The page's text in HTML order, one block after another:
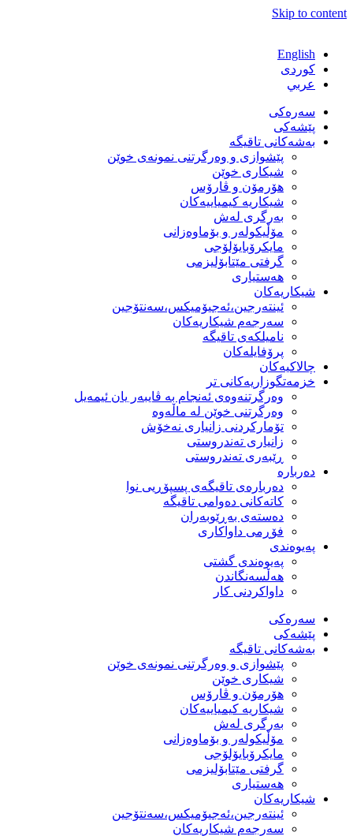
Skip to content
English
كوردی
عربي
سەرەکی
پێشەکی
بەشەكانی تاقیگە
پێشوازی و وەرگرتنی نمونەی خوێن
شیكاری خوێن
هۆرمۆن و ڤارۆس
شیكاریە كیمیاییەكان
بەرگری لەش
مۆڵیكولەر و بۆماوەزانی
مایكرۆبایۆلۆجی
گرفتی مێتابۆلیزمی
هەستیاری
شیكاریەكان
ئینتەرجین،ئەجیۆمیکس،سەنتۆجین
سەرجەم شیكاریەكان
نامیلكەی تاقیگە
پرۆفایلەكان
چالاکیەکان
خزمەتگوزاریەكانی تر
وه‌رگرتنه‌وه‌ی ئه‌نجام به‌ ڤایبه‌ر یان ئیمه‌یل
وەرگرتنی خوێن لە ماڵەوە
تۆماركردنی زانیاری نەخۆش
زانیاری تەندروستی
ڕێبەری تەندروستی
دەربارە
دەربارەی تاقیگەی پسپۆڕیی نوا
كاتەكانی دەوامی تاقیگە
دەستەی بەڕێوبەران
فۆڕمی داواكاری
پەیوەندی
پەیوەندی گشتی
هەڵسەنگاندن
داواكردنی كار
سەرەکی
پێشەکی
بەشەكانی تاقیگە
پێشوازی و وەرگرتنی نمونەی خوێن
شیكاری خوێن
هۆرمۆن و ڤارۆس
شیكاریە كیمیاییەكان
بەرگری لەش
مۆڵیكولەر و بۆماوەزانی
مایكرۆبایۆلۆجی
گرفتی مێتابۆلیزمی
هەستیاری
شیكاریەكان
ئینتەرجین،ئەجیۆمیکس،سەنتۆجین
سەرجەم شیكاریەكان